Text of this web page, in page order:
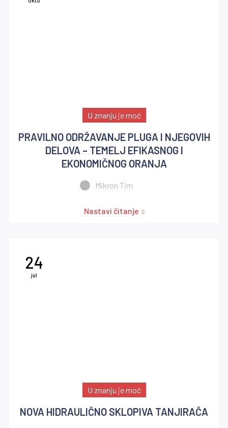
U znanju je moć
PRAVILNO ODRŽAVANJE PLUGA I NJEGOVIH
DELOVA – TEMELJ EFIKASNOG I
EKONOMIČNOG ORANJA
Mikron Tim
Nastavi čitanje
U znanju je moć
24
jul
NOVA HIDRAULIČNO SKLOPIVA TANJIRAČA